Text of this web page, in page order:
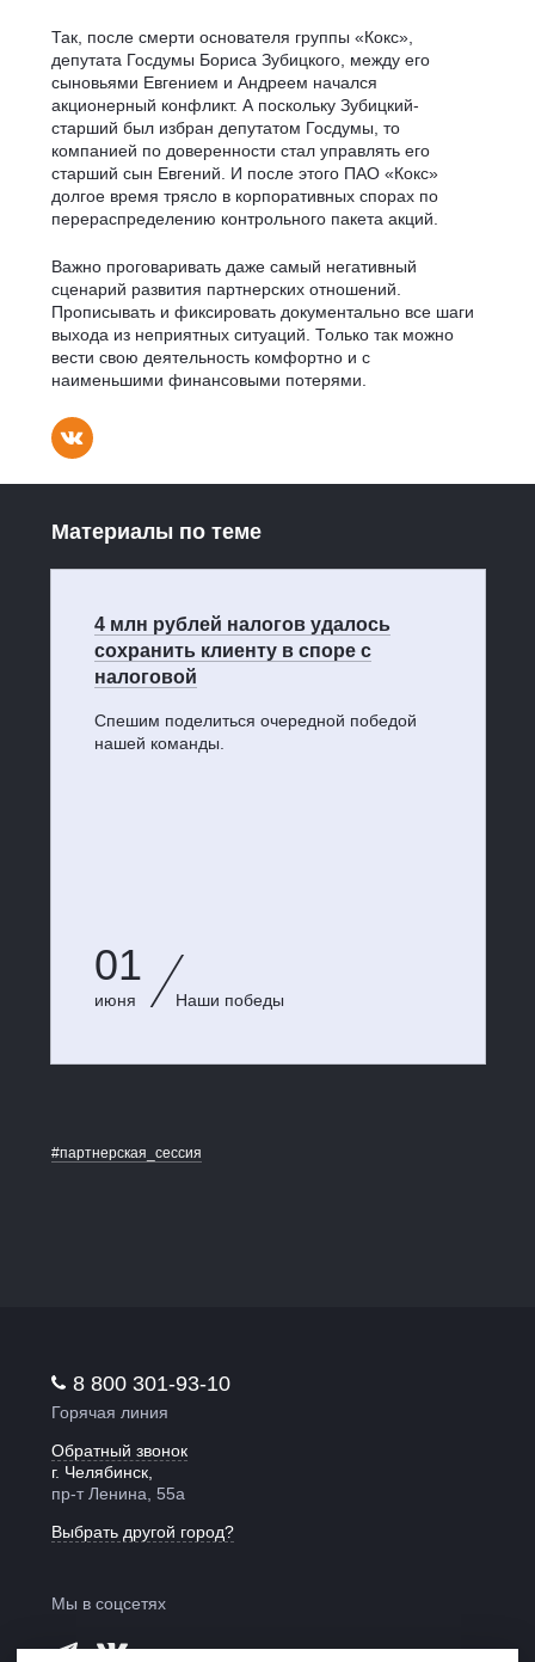
Так, после смерти основателя группы «Кокс»,
депутата Госдумы Бориса Зубицкого, между его
сыновьями Евгением и Андреем начался
акционерный конфликт. А поскольку Зубицкий-
старший был избран депутатом Госдумы, то
компанией по доверенности стал управлять его
старший сын Евгений. И после этого ПАО «Кокс»
долгое время трясло в корпоративных спорах по
перераспределению контрольного пакета акций.
Важно проговаривать даже самый негативный
сценарий развития партнерских отношений.
Прописывать и фиксировать документально все шаги
выхода из неприятных ситуаций. Только так можно
вести свою деятельность комфортно и с
наименьшими финансовыми потерями.
Материалы по теме
4 млн рублей налогов удалось
сохранить клиенту в споре с
налоговой
Спешим поделиться очередной победой
нашей команды.
01
июня Наши победы
#партнерская_сессия
8 800 301-93-10
Горячая линия
Обратный звонок
г. Челябинск,
пр-т Ленина, 55а
Выбрать другой город?
Мы в соцсетях